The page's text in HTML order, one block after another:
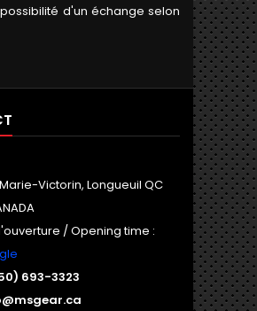
d'un échange selon
Victorin, Longueuil QC
/ Opening time :
693-3323